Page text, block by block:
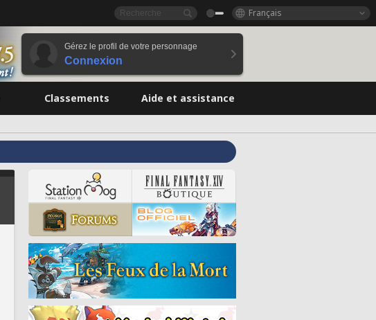
Français
Gérez le profil de votre personnage
Connexion
Classements Aide et assistance